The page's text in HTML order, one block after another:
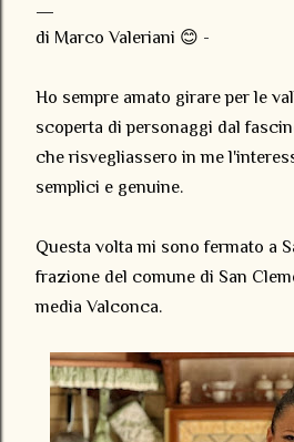
di Marco Valeriani 😊 -
Ho sempre amato girare per le
scoperta di personaggi dal
che risvegliassero in me
semplici e genuine.
Questa volta mi sono fermato a
frazione del comune di San
media Valconca.